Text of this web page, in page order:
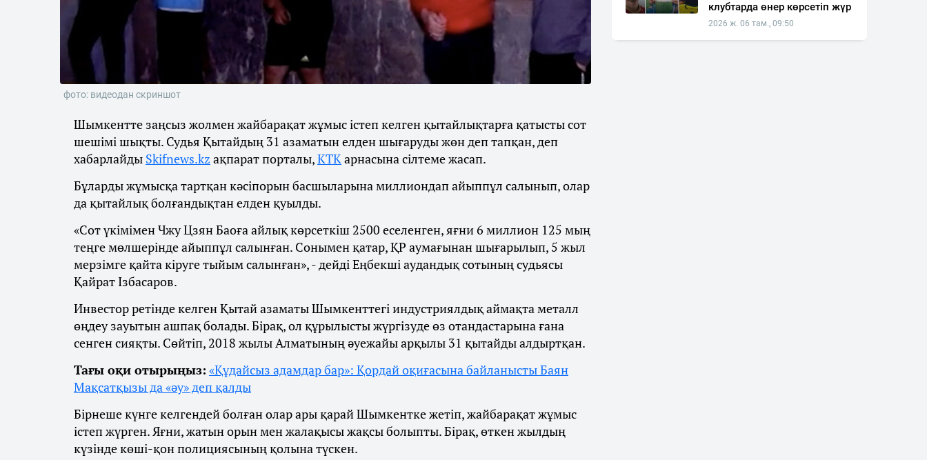
фото: видеодан скриншот
Шымкентте заңсыз жолмен жайбарақат жұмыс істеп келген қытайлықтарға қатысты сот
шешімі шықты. Судья Қытайдың 31 азаматын елден шығаруды жөн деп тапқан, деп
хабарлайды Skifnews.kz ақпарат порталы,КТКарнасына сілтеме жасап.
Бұларды жұмысқа тартқан кәсіпорын басшыларына миллиондап айыппұл салынып, олар
да қытайлық болғандықтан елден қуылды.
«Сот үкімімен Чжу Цзян Баоға айлық көрсеткіш 2500 еселенген, яғни 6 миллион 125 мың
теңге мөлшерінде айыппұл салынған. Сонымен қатар, ҚР аумағынан шығарылып, 5 жыл
мерзімге қайта кіруге тыйым салынған», - дейді Еңбекші аудандық сотының судьясы
Қайрат Ізбасаров.
Инвестор ретінде келген Қытай азаматы Шымкенттегі индустриялдық аймақта металл
өңдеу зауытын ашпақ болады. Бірақ, ол құрылысты жүргізуде өз отандастарына ғана
сенген сияқты. Сөйтіп, 2018 жылы Алматының әуежайы арқылы 31 қытайды алдыртқан.
Тағы оқи отырыңыз: «Құдайсыз адамдар бар»: Қордай оқиғасына байланысты Баян
Мақсатқызы да «әу» деп қалды
Бірнеше күнге келгендей болған олар ары қарай Шымкентке жетіп, жайбарақат жұмыс
істеп жүрген. Яғни, жатын орын мен жалақысы жақсы болыпты. Бірақ, өткен жылдың
күзінде көші-қон полициясының қолына түскен.
клубтарда өнер көрсетіп жүр
2026 ж. 06 там., 09:50